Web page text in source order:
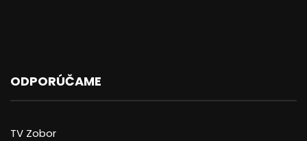
ODPORÚČAME
TV Zobor